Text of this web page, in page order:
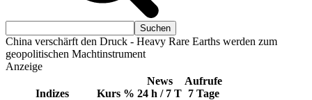
China verschärft den Druck - Heavy Rare Earths werden zum
geopolitischen Machtinstrument
Anzeige
Indizes Kurs %
News
24 h / 7 T
Aufrufe
7 Tage